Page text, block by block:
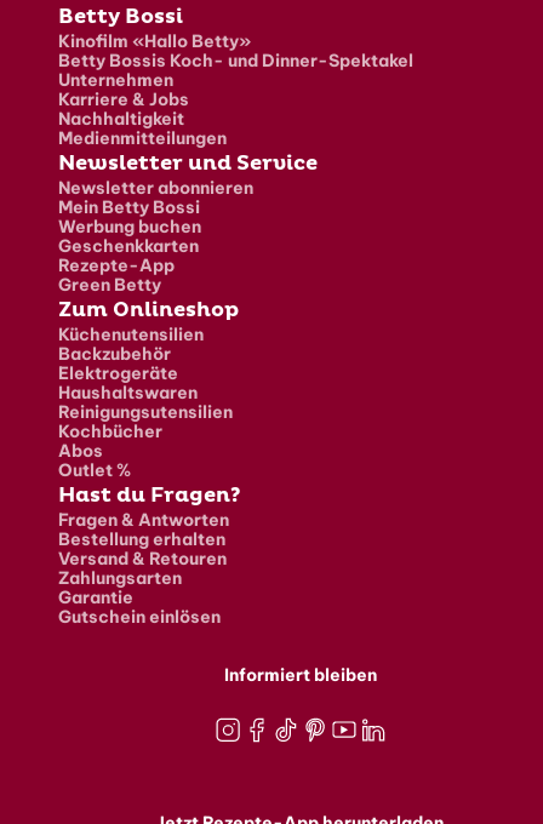
Fusszeile
Betty Bossi
Kinofilm «Hallo Betty»
Betty Bossis Koch- und Dinner-Spektakel
Unternehmen
Karriere & Jobs
Nachhaltigkeit
Medienmitteilungen
Newsletter und Service
Newsletter abonnieren
Mein Betty Bossi
Werbung buchen
Geschenkkarten
Rezepte-App
Green Betty
Zum Onlineshop
Küchenutensilien
Backzubehör
Elektrogeräte
Haushaltswaren
Reinigungsutensilien
Kochbücher
Abos
Outlet %
Hast du Fragen?
Fragen & Antworten
Bestellung erhalten
Versand & Retouren
Zahlungsarten
Garantie
Gutschein einlösen
Informiert bleiben